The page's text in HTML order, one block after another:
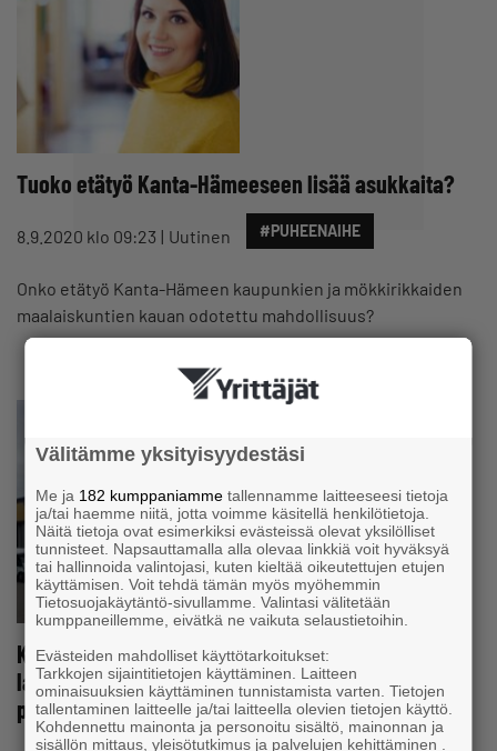
Tuoko etätyö Kanta-Hämeeseen lisää asukkaita?
8.9.2020 klo 09:23 Uutinen #PUHEENAIHE
Onko etätyö Kanta-Hämeen kaupunkien ja mökkirikkaiden
maalaiskuntien kauan odotettu mahdollisuus?
Kaipolan tehtaan sulkusuunnitelma levittää huolta
laajalti – Konepajayrittäjä: ”Tästäkin pälkähästä
päästään jollakin tapaa”
Välitämme yksityisyydestäsi
Me ja 182 kumppaniamme tallennamme laitteeseesi tietoja
ja/tai haemme niitä, jotta voimme käsitellä henkilötietoja.
Näitä tietoja ovat esimerkiksi evästeissä olevat yksilölliset
tunnisteet. Napsauttamalla alla olevaa linkkiä voit hyväksyä
tai hallinnoida valintojasi, kuten kieltää oikeutettujen etujen
käyttämisen. Voit tehdä tämän myös myöhemmin
Tietosuojakäytäntö-sivullamme. Valintasi välitetään
kumppaneillemme, eivätkä ne vaikuta selaustietoihin.
Evästeiden mahdolliset käyttötarkoitukset:
Tarkkojen sijaintitietojen käyttäminen. Laitteen
ominaisuuksien käyttäminen tunnistamista varten. Tietojen
tallentaminen laitteelle ja/tai laitteella olevien tietojen käyttö.
Kohdennettu mainonta ja personoitu sisältö, mainonnan ja
sisällön mittaus, yleisötutkimus ja palvelujen kehittäminen .